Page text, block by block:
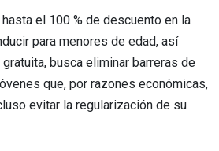
el 100 % de descuento en la
para menores de edad, así
busca eliminar barreras de
que, por razones económicas,
evitar la regularización de su